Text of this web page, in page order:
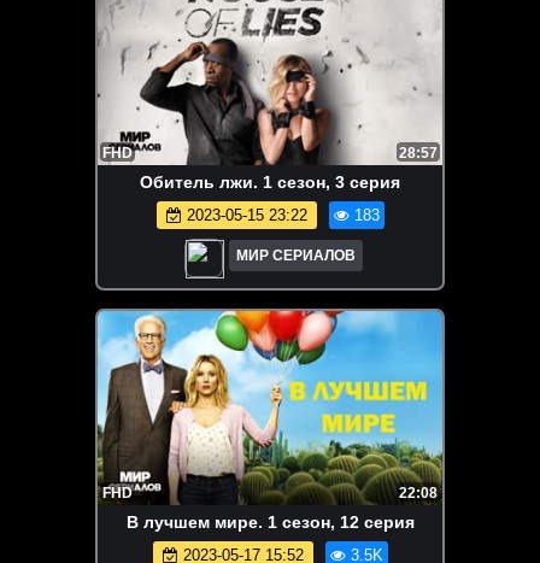
FHD 28:57
Oбитeль лжи. 1 сезон, 3 серия
2023-05-15 23:22 183
МИР СЕРИАЛОВ
FHD 22:08
B лyчшeм миpe. 1 сезон, 12 серия
2023-05-17 15:52 3.5K